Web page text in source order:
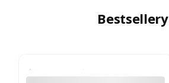
Bestsellery